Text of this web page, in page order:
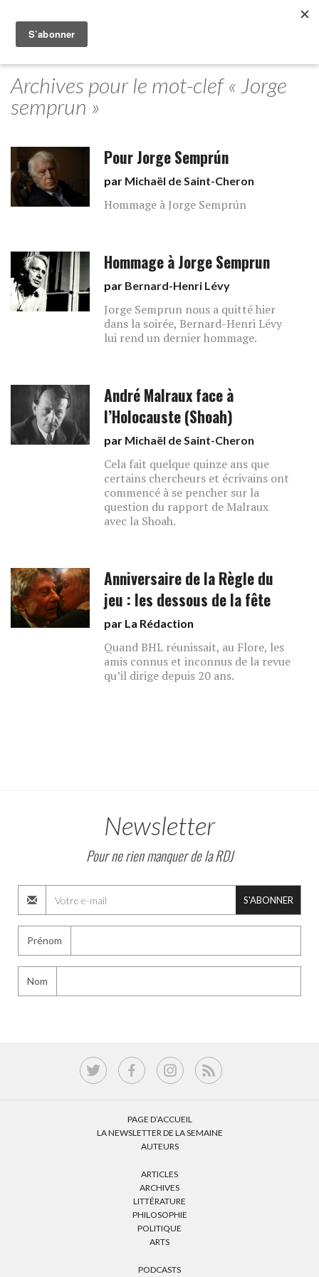
Archives pour le mot-clef « Jorge
semprun »
Pour Jorge Semprún
par Michaël de Saint-Cheron
Hommage à Jorge Semprún
Hommage à Jorge Semprun
par Bernard-Henri Lévy
Jorge Semprun nous a quitté hier
dans la soirée, Bernard-Henri Lévy
lui rend un dernier hommage.
André Malraux face à
l’Holocauste (Shoah)
par Michaël de Saint-Cheron
Cela fait quelque quinze ans que
certains chercheurs et écrivains ont
commencé à se pencher sur la
question du rapport de Malraux
avec la Shoah.
Anniversaire de la Règle du
jeu : les dessous de la fête
par La Rédaction
Quand BHL réunissait, au Flore, les
amis connus et inconnus de la revue
qu’il dirige depuis 20 ans.
Newsletter
Pour ne rien manquer de la RDJ
S'ABONNER
Prénom
Nom
PAGE D’ACCUEIL
LA NEWSLETTER DE LA SEMAINE
AUTEURS
ARTICLES
ARCHIVES
LITTÉRATURE
PHILOSOPHIE
POLITIQUE
ARTS
PODCASTS